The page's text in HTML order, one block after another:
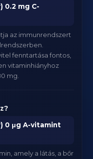
0.2 mg C-
az immunrendszert
fenntartása fontos,
vitaminhiányhoz
mg.
0 μg A-vitamint
amely a látás, a bőr